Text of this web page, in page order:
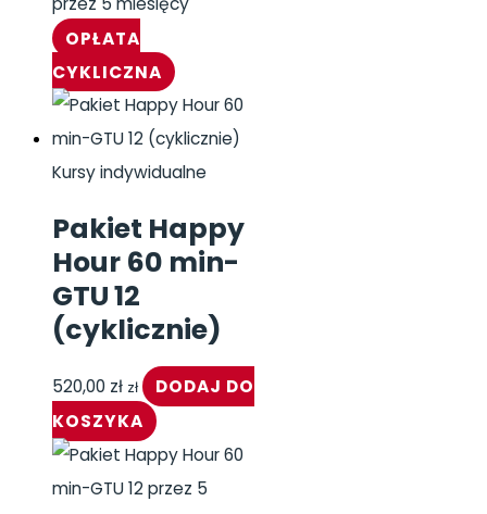
OPŁATA
CYKLICZNA
Kursy indywidualne
Pakiet Happy
Hour 60 min-
GTU 12
(cyklicznie)
520,00 zł zł
DODAJ DO
KOSZYKA